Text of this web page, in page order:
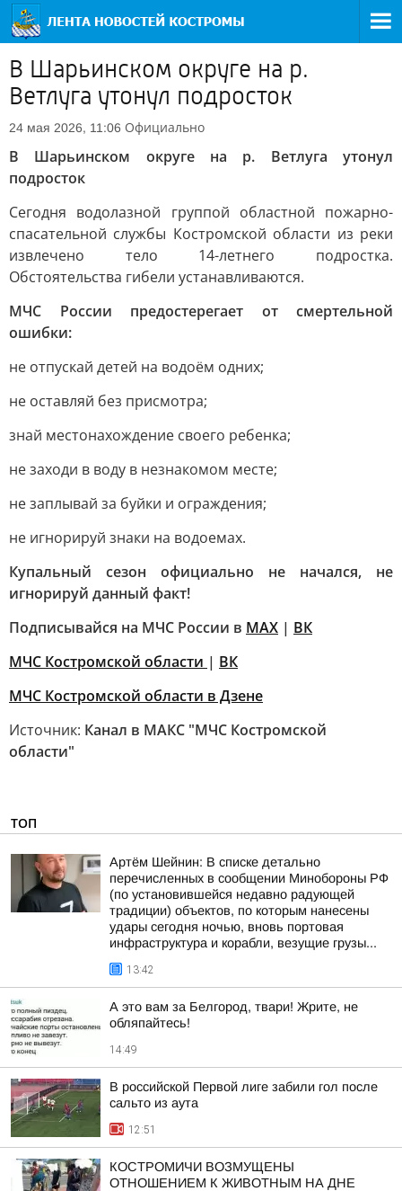
В Шарьинском округе на р.
Ветлуга утонул подросток
24 мая 2026, 11:06 Официально
В Шарьинском округе на р. Ветлуга утонул
подросток
Сегодня водолазной группой областной пожарно-
спасательной службы Костромской области из реки
извлечено тело 14-летнего подростка.
Обстоятельства гибели устанавливаются.
МЧС России предостерегает от смертельной
ошибки:
не отпускай детей на водоём одних;
не оставляй без присмотра;
знай местонахождение своего ребенка;
не заходи в воду в незнакомом месте;
не заплывай за буйки и ограждения;
не игнорируй знаки на водоемах.
Купальный сезон официально не начался, не
игнорируй данный факт!
Подписывайся на МЧС России в MAX | ВК
МЧС Костромской области | ВК
МЧС Костромской области в Дзене
Источник: Канал в МАКС "МЧС Костромской
области"
ТОП
Артём Шейнин: В списке детально
перечисленных в сообщении Минобороны РФ
(по установившейся недавно радующей
традиции) объектов, по которым нанесены
удары сегодня ночью, вновь портовая
инфраструктура и корабли, везущие грузы...
13:42
А это вам за Белгород, твари! Жрите, не
обляпайтесь!
14:49
В российской Первой лиге забили гол после
сальто из аута
12:51
КОСТРОМИЧИ ВОЗМУЩЕНЫ
ОТНОШЕНИЕМ К ЖИВОТНЫМ НА ДНЕ